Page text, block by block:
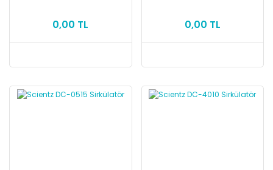
0,00 TL 0,00 TL